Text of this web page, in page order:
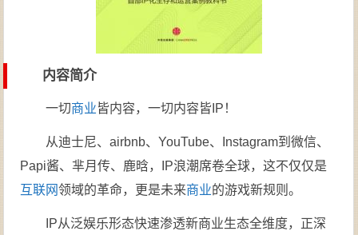
内容简介
一切商业皆内容，一切内容皆IP！
从迪士尼、airbnb、YouTube、Instagram到微信、
Papi酱、芈月传、鹿晗，IP浪潮席卷全球，这不仅仅是
互联网领域的革命，更是未来商业的游戏新规则。
IP从泛娱乐形态快速渗透新商业生态全维度，正深